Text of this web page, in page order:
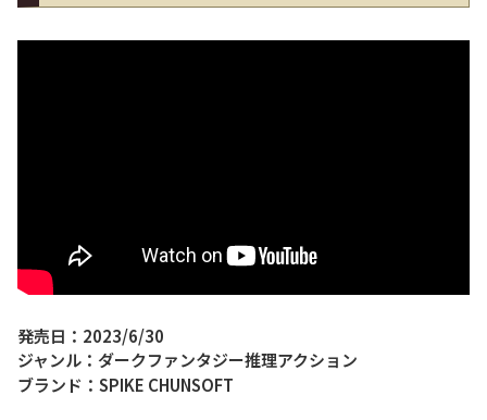
発売日：2023/6/30
ジャンル：ダークファンタジー推理アクション
ブランド：SPIKE CHUNSOFT